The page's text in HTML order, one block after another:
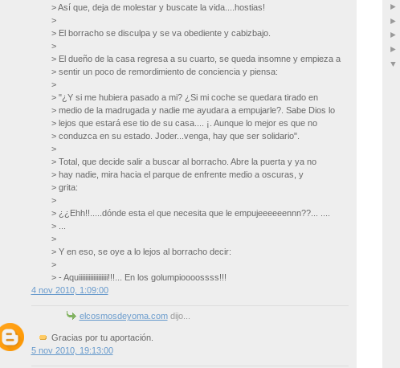
> Así que, deja de molestar y buscate la vida....hostias!
>
> El borracho se disculpa y se va obediente y cabizbajo.
>
> El dueño de la casa regresa a su cuarto, se queda insomne y empieza a
> sentir un poco de remordimiento de conciencia y piensa:
>
> "¿Y si me hubiera pasado a mi? ¿Si mi coche se quedara tirado en
> medio de la madrugada y nadie me ayudara a empujarle?. Sabe Dios lo
> lejos que estará ese tio de su casa.... ¡. Aunque lo mejor es que no
> conduzca en su estado. Joder...venga, hay que ser solidario".
>
> Total, que decide salir a buscar al borracho. Abre la puerta y ya no
> hay nadie, mira hacia el parque de enfrente medio a oscuras, y
> grita:
>
> ¿¿Ehh!!.....dónde esta el que necesita que le empujeeeeeennn??... ....
> ...
>
> Y en eso, se oye a lo lejos al borracho decir:
>
> - Aquiiiiiiiiiiiiiiiiii!!!... En los golumpioooossss!!!
4 nov 2010, 1:09:00
elcosmosdeyoma.comdijo...
Gracias por tu aportación.
5 nov 2010, 19:13:00
►
►
►
►
▼